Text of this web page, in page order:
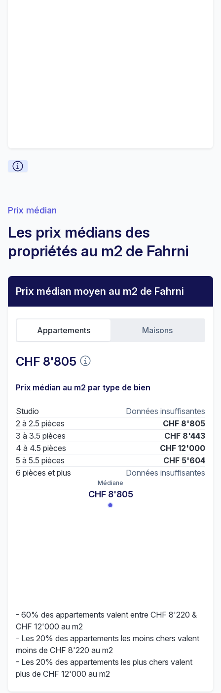
Prix médian
Les prix médians des
propriétés au m2 de Fahrni
Prix médian moyen au m2 de Fahrni
CHF 8'805
Appartements Maisons
Prix médian au m2 par type de bien
Studio
Données insuffisantes
2 à 2.5 pièces
CHF 8'805
3 à 3.5 pièces
CHF 8'443
4 à 4.5 pièces
CHF 12'000
5 à 5.5 pièces
CHF 5'604
6 pièces et plus
Données insuffisantes
Médiane
CHF 8'805
- 60% des appartements valent entre CHF 8'220 &
CHF 12'000 au m2
- Les 20% des appartements les moins chers valent
moins de CHF 8'220 au m2
- Les 20% des appartements les plus chers valent
plus de CHF 12'000 au m2